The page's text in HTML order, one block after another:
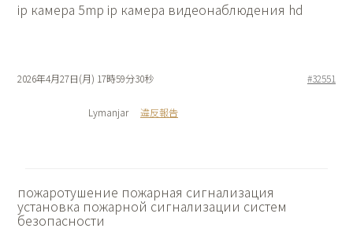
ip камера 5mp ip камера видеонаблюдения hd
2026年4月27日(月) 17時59分30秒 #32551
Lymanjar 違反報告
пожаротушение пожарная сигнализация
установка пожарной сигнализации систем
безопасности